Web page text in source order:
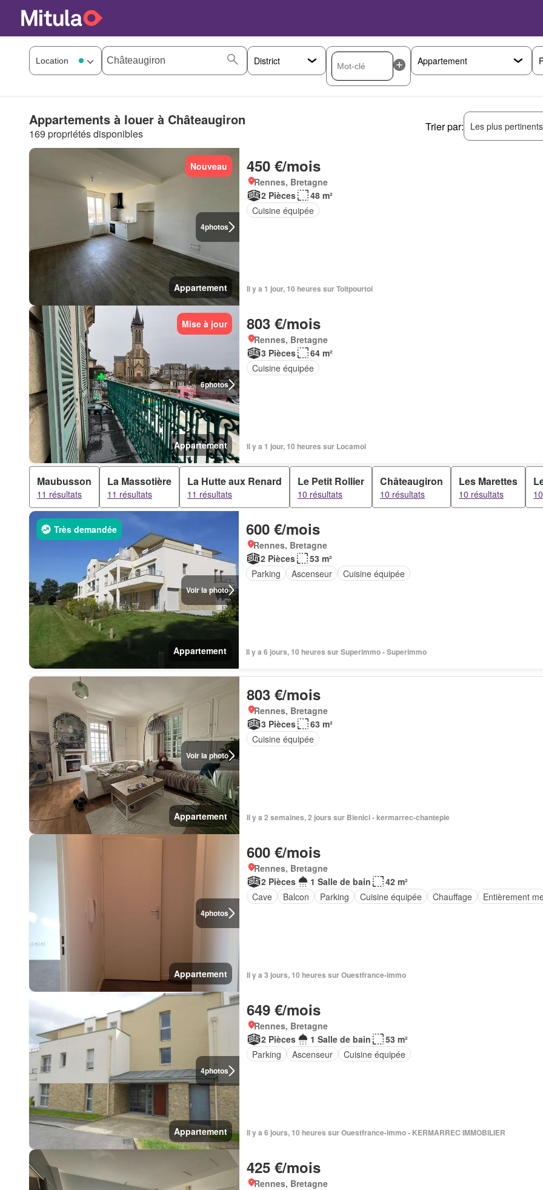
Appartements à louer à Châteaugiron
169 propriétés disponibles
Trier par: Les plus
4photos
Nouveau
Appartement
450 €/mois
Rennes, Bretagne
2 Pièces
48 m²
Cuisine équipée
Il y a 1 jour, 10 heures sur Toitpourtoi
6photos
Mise à jour
Appartement
803 €/mois
Rennes, Bretagne
3 Pièces
64 m²
Cuisine équipée
Il y a 1 jour, 10 heures sur Locamoi
Maubusson
11 résultats
La Massotière
11 résultats
La Hutte aux Renard
11 résultats
Le Petit Rollier
10 résultats
Châteaugiron
10 résultats
Les Marettes
10 résultats
Voir la photo
Très demandée
Appartement
600 €/mois
Rennes, Bretagne
2 Pièces
53 m²
Parking
Ascenseur Cuisine équipée
Il y a 6 jours, 10 heures sur Superimmo - Superimmo
Voir la photo
Appartement
803 €/mois
Rennes, Bretagne
3 Pièces
63 m²
Cuisine équipée
Il y a 2 semaines, 2 jours sur Bienici - kermarrec-chantepie
4photos
Appartement
600 €/mois
Rennes, Bretagne
2 Pièces
1 Salle de bain
42 m²
Cave
Balcon Parking Cuisine équipée Chauffage Entièrement
Il y a 3 jours, 10 heures sur Ouestfrance-immo
4photos
Appartement
649 €/mois
Rennes, Bretagne
2 Pièces
1 Salle de bain
53 m²
Parking
Ascenseur Cuisine équipée
Il y a 6 jours, 10 heures sur Ouestfrance-immo - KERMARREC IMMOBILIER
425 €/mois
Rennes, Bretagne